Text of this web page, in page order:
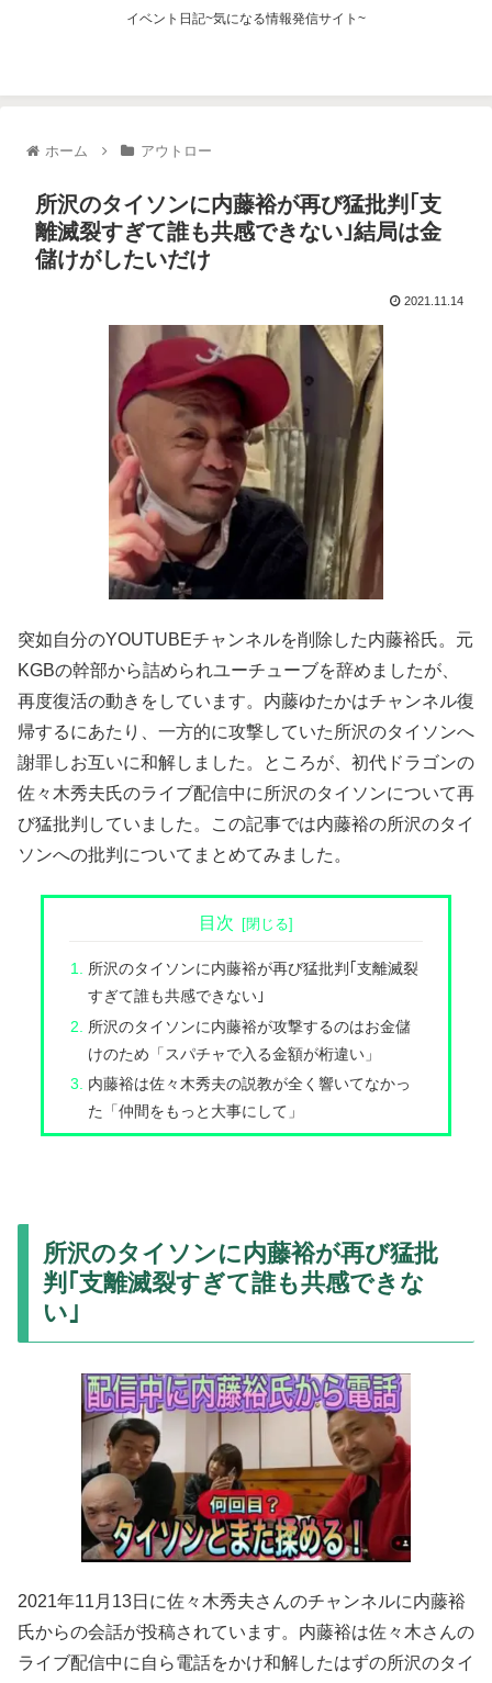
イベント日記~気になる情報発信サイト~
ホーム アウトロー
所沢のタイソンに内藤裕が再び猛批判｢支
離滅裂すぎて誰も共感できない｣結局は金
儲けがしたいだけ
2021.11.14
突如自分のYOUTUBEチャンネルを削除した内藤裕氏。元
KGBの幹部から詰められユーチューブを辞めましたが、
再度復活の動きをしています。内藤ゆたかはチャンネル復
帰するにあたり、一方的に攻撃していた所沢のタイソンへ
謝罪しお互いに和解しました。ところが、初代ドラゴンの
佐々木秀夫氏のライブ配信中に所沢のタイソンについて再
び猛批判していました。この記事では内藤裕の所沢のタイ
ソンへの批判についてまとめてみました。
目次
所沢のタイソンに内藤裕が再び猛批判｢支離滅裂
すぎて誰も共感できない｣
所沢のタイソンに内藤裕が攻撃するのはお金儲
けのため「スパチャで入る金額が桁違い」
内藤裕は佐々木秀夫の説教が全く響いてなかっ
た「仲間をもっと大事にして」
所沢のタイソンに内藤裕が再び猛批
判｢支離滅裂すぎて誰も共感できな
い｣
2021年11月13日に佐々木秀夫さんのチャンネルに内藤裕
氏からの会話が投稿されています。内藤裕は佐々木さんの
ライブ配信中に自ら電話をかけ和解したはずの所沢のタイ